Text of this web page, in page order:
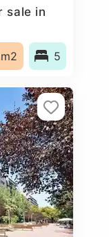
sale in
5